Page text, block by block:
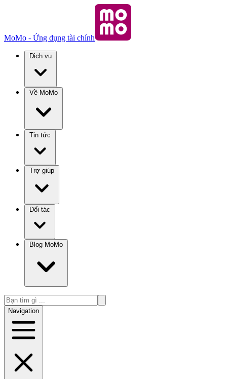
MoMo - Ứng dụng tài chính
Dịch vụ
Về MoMo
Tin tức
Trợ giúp
Đối tác
Blog MoMo
Navigation